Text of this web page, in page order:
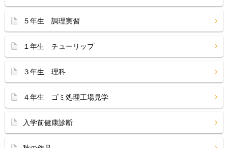
５年生 調理実習
１年生 チューリップ
３年生 理科
４年生 ゴミ処理工場見学
入学前健康診断